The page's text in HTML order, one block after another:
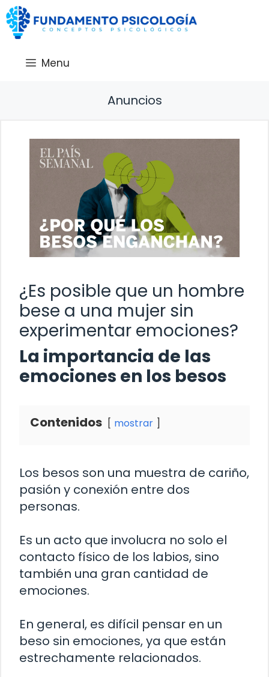
Saltar
al
contenido
Menu
Anuncios
¿Es posible que un hombre
bese a una mujer sin
experimentar emociones?
La importancia de las
emociones en los besos
Contenidos mostrar
Los besos son una muestra de cariño,
pasión y conexión entre dos
personas.
Es un acto que involucra no solo el
contacto físico de los labios, sino
también una gran cantidad de
emociones.
En general, es difícil pensar en un
beso sin emociones, ya que están
estrechamente relacionados.